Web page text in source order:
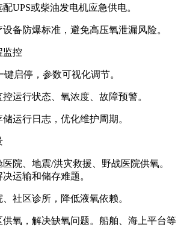
UPS或柴油发电机应急供电。
备防爆标准，避免高压氧泄漏风险。
监控
启停，参数可视化调节。
运行状态、氧浓度、故障预警。
运行日志，优化维护周期。
院、地震/洪灾救援、野战医院供氧。
运输和储存难题。
社区诊所，降低液氧依赖。
氧，解决缺氧问题。船舶、海上平台等